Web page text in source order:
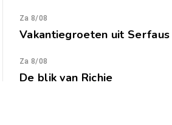
Za 8/08
Vakantiegroeten uit Serfaus
Za 8/08
De blik van Richie